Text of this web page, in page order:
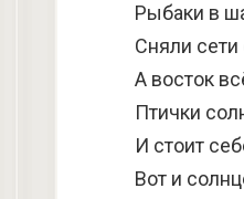
Рыбаки в
Сняли
А восток
Птички
И стоит
Вот и